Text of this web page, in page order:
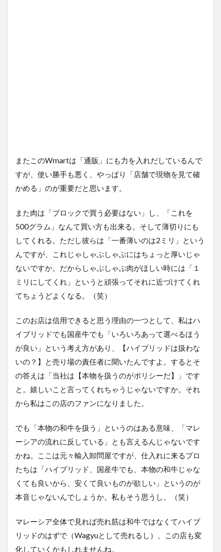
またこのWmartは「通販」にも力を入れだしているんで
すが、使い勝手も悪く、やっぱり「店舗で現物を見て確
かめる」のが重要だと思います。
また肉は「ブロックで買う必要はない」し、「これを
500グラム」なんて買い方も出来る。そして薄切りにも
してくれる。ただし彼らは「一番薄いのは2ミリ」という
んですが、これじゃしゃぶしゃぶにはちょっと厚いじゃ
ないですか。だからしゃぶしゃぶ肉がほしい時には「１
ミリにしてくれ」というと頑張ってそれに近づけてくれ
てちょうどよくなる。（笑）
このお店は信用できると思う理由の一つとして、私はハ
イブリッドでも国産牛でも「いろいろあって選べるほう
が良い」という考え方があり、【ハイブリッドは扱わな
いの？】と売り場の責任者に聞いたんですよ。するとそ
の答えは「当社は【本物を扱うのがポリシーだ】」です
と。嬉しいこと言ってくれちゃうじゃないですか。それ
から私はこの店のファンになりました。
でも「本物の和牛を扱う」というのはある意味、「マレ
ーシアの流れに反している」とも言えるんじゃないです
かね。ここは元々輸入卸問屋ですが、仕入れに来るプロ
たちは「ハイブリッド、国産牛でも、本物の和牛じゃな
くても良いから、安くて良いものが欲しい」というのが
本音じゃないんでしょうか。私もそう思うし。（笑）
マレーシア全体で見れば売れ筋は和牛ではなくてハイブ
リッドのはずで（Wagyuとして売れるし）、この店も変
化していくかもしれませんね。